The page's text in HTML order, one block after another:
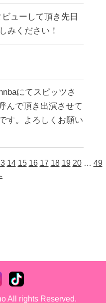
ューして頂き先日
みください！
にてスピッツさ
んで頂き出演させて
す。よろしくお願い
14 15 16 17 18 19 20 … 49
All rights Reserved.